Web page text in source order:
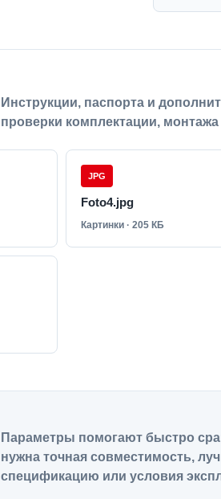
Инструкции, паспорта и
проверки комплектации, монтажа
JPG
Foto4.jpg
Картинки · 205 КБ
Параметры помогают быстро
нужна точная совместимость,
спецификацию или условия